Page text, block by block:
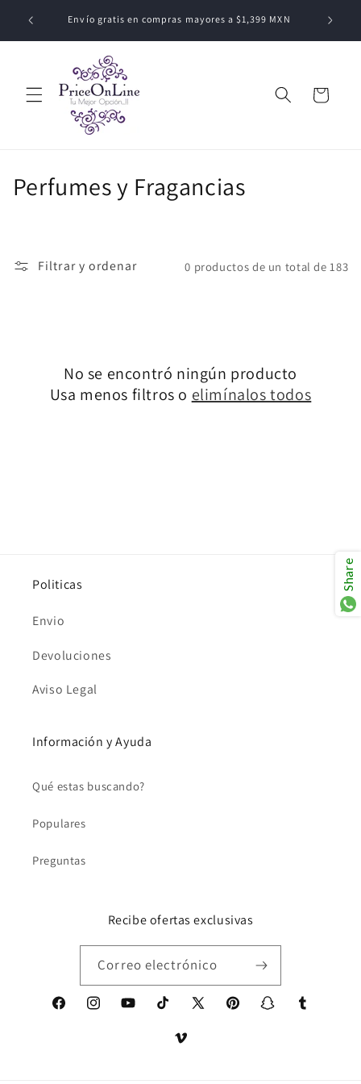
directamenteEnvío gratis en compras mayores a $1,399 MXN
Carrito
C
e
Perfumes y Fragancias
Filtrar y ordenar 0 productos de un total de 183
No se encontró ningún producto
Usa menos filtros o elimínalos todos
Politicas
Envio
Devoluciones
Aviso Legal
Información y Ayuda
Qué estas buscando?
Populares
Preguntas
Recibe ofertas exclusivas
Correo electrónico
FacebookInstagramYouTubeTikTok X
PinterestSnapchatTumblr
Vimeo
Share